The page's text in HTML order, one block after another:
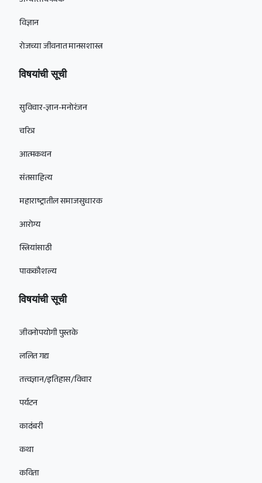
विज्ञान
रोजच्या जीवनात मानसशास्त्र
विषयांची सूची
सुविचार-ज्ञान-मनोरंजन
चरित्र
आत्मकथन
संतसाहित्य
महाराष्ट्रातील समाजसुधारक
आरोग्य
स्त्रियांसाठी
पाककौशल्य
विषयांची सूची
जीवनोपयोगी पुस्तके
ललित गद्य
तत्त्वज्ञान/इतिहास/विचार
पर्यटन
कादंबरी
कथा
कविता